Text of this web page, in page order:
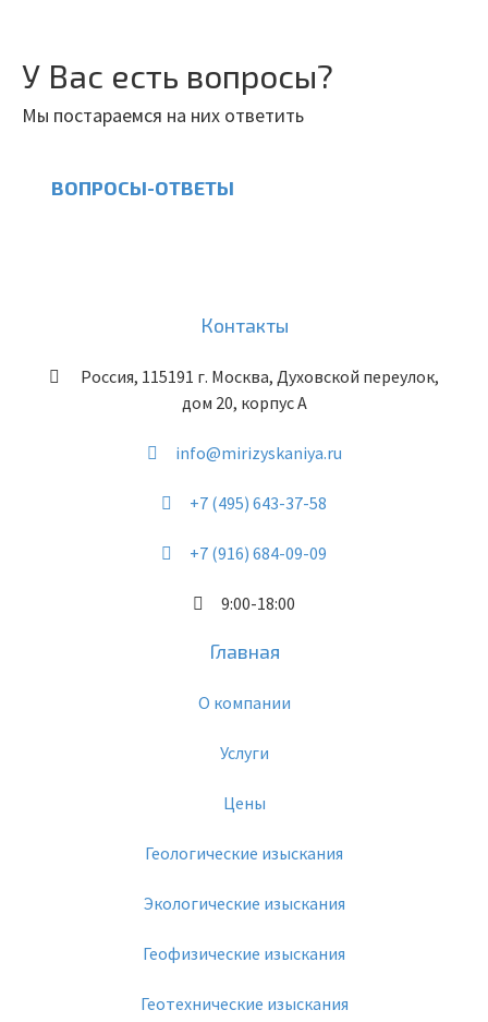
У Вас есть вопросы?
Мы постараемся на них ответить
ВОПРОСЫ-ОТВЕТЫ
Контакты
Россия, 115191 г. Москва, Духовской переулок,
дом 20, корпус А
info@mirizyskaniya.ru
+7 (495) 643-37-58
+7 (916) 684-09-09
9:00-18:00
Главная
О компании
Услуги
Цены
Геологические изыскания
Экологические изыскания
Геофизические изыскания
Геотехнические изыскания